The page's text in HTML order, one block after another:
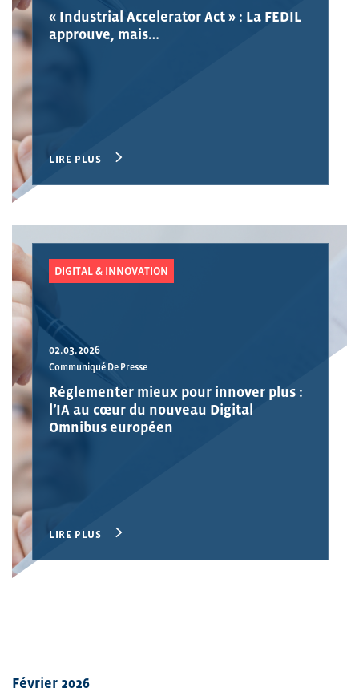
« Industrial Accelerator Act » : La FEDIL
approuve, mais…
LIRE PLUS
DIGITAL & INNOVATION
02.03.2026
Communiqué De Presse
Réglementer mieux pour innover plus :
l’IA au cœur du nouveau Digital
Omnibus européen
LIRE PLUS
Février 2026